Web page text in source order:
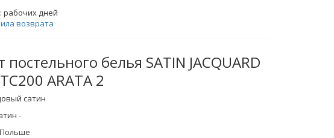
рабочих дней
возврата
постельного белья SATIN JACQUARD
ARATA 2
сатин
-